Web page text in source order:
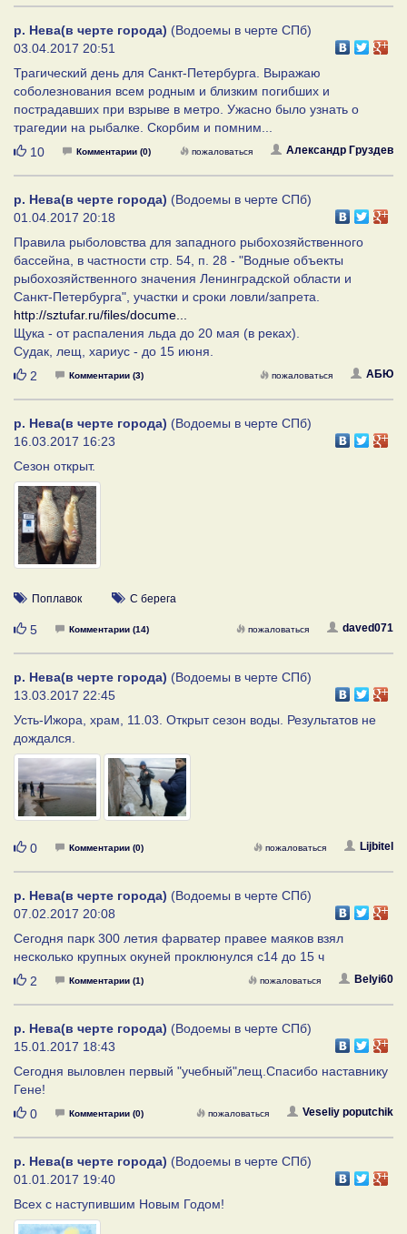
р. Нева(в черте города) (Водоемы в черте СПб)
03.04.2017 20:51
Трагический день для Санкт-Петербурга. Выражаю
соболезнования всем родным и близким погибших и
пострадавших при взрыве в метро. Ужасно было узнать о
трагедии на рыбалке. Скорбим и помним...
Нравится
10 Комментарии (0) Александр Груздев
пожаловаться
р. Нева(в черте города) (Водоемы в черте СПб)
01.04.2017 20:18
Правила рыболовства для западного рыбохозяйственного
бассейна, в частности стр. 54, п. 28 - "Водные объекты
рыбохозяйственного значения Ленинградской области и
Санкт-Петербурга", участки и сроки ловли/запрета.
http://sztufar.ru/files/docume...
Щука - от распаления льда до 20 мая (в реках).
Судак, лещ, хариус - до 15 июня.
Нравится
2 Комментарии (3) АБЮ
пожаловаться
р. Нева(в черте города) (Водоемы в черте СПб)
16.03.2017 16:23
Сезон открыт.
Поплавок С берега
Нравится
5 Комментарии (14) daved071
пожаловаться
р. Нева(в черте города) (Водоемы в черте СПб)
13.03.2017 22:45
Усть-Ижора, храм, 11.03. Открыт сезон воды. Результатов не
дождался.
Нравится
0 Комментарии (0) Lijbitel
пожаловаться
р. Нева(в черте города) (Водоемы в черте СПб)
07.02.2017 20:08
Сегодня парк 300 летия фарватер правее маяков взял
несколько крупных окуней проклюнулся с14 до 15 ч
Нравится
2 Комментарии (1) Belyi60
пожаловаться
р. Нева(в черте города) (Водоемы в черте СПб)
15.01.2017 18:43
Сегодня выловлен первый "учебный"лещ.Спасибо наставнику
Гене!
Нравится
0 Комментарии (0) Veseliy poputchik
пожаловаться
р. Нева(в черте города) (Водоемы в черте СПб)
01.01.2017 19:40
Всех с наступившим Новым Годом!